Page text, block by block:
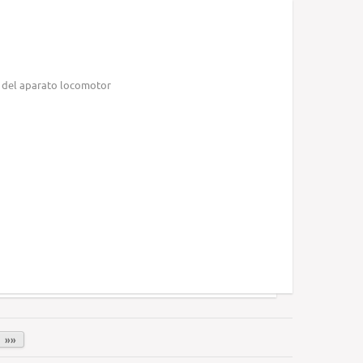
aparato locomotor
»»